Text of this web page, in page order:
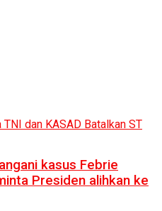
kasus Febrie
Presiden alihkan ke